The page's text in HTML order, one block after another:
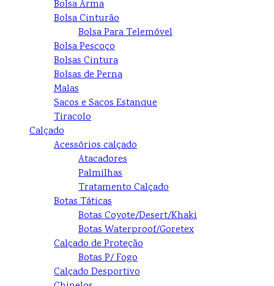
Bolsa Arma
Bolsa Cinturão
Bolsa Para Telemóvel
Bolsa Pescoço
Bolsas Cintura
Bolsas de Perna
Malas
Sacos e Sacos Estanque
Tiracolo
Calçado
Acessórios calçado
Atacadores
Palmilhas
Tratamento Calçado
Botas Táticas
Botas Coyote/Desert/Khaki
Botas Waterproof/Goretex
Calçado de Proteção
Botas P/ Fogo
Calçado Desportivo